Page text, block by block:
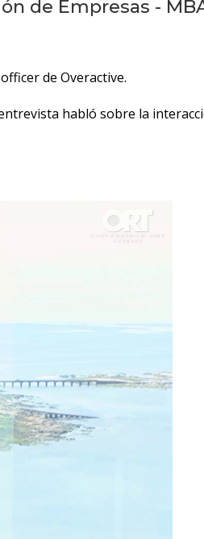
de Empresas -
de Overactive.
habló sobre la